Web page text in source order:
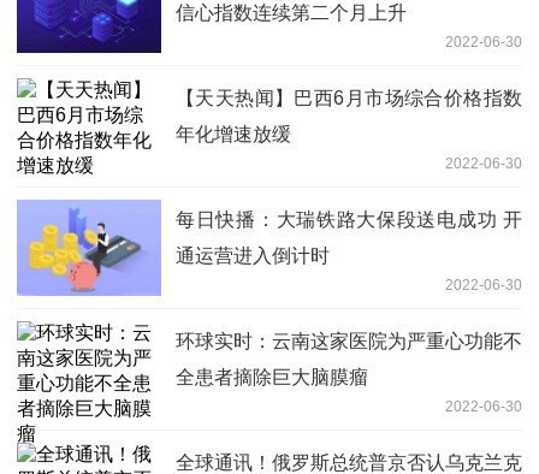
信心指数连续第二个月上升
2022-06-30
【天天热闻】巴西6月市场综合价格指数
年化增速放缓
2022-06-30
每日快播：大瑞铁路大保段送电成功 开
通运营进入倒计时
2022-06-30
环球实时：云南这家医院为严重心功能不
全患者摘除巨大脑膜瘤
2022-06-30
全球通讯！俄罗斯总统普京否认乌克兰克